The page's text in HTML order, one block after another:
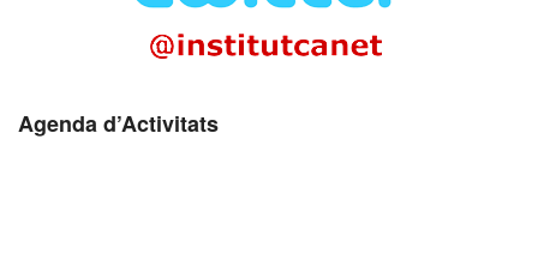
Agenda d’Activitats